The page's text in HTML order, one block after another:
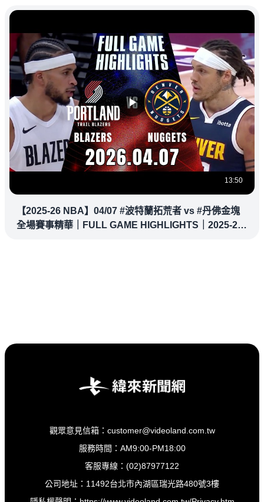
13:50
【2025-26 NBA】04/07 #波特蘭拓荒者 vs #丹佛金塊
全場賽事精華｜FULL GAME HIGHLIGHTS｜2025-26
觀眾意見信箱：customer@videoland.com.tw
服務時間：AM9:00-PM18:00
客服專線：(02)87977122
公司地址：11492台北市內湖區瑞光路480號3樓